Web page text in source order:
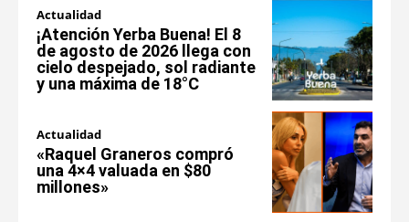
Actualidad
¡Atención Yerba Buena! El 8
de agosto de 2026 llega con
cielo despejado, sol radiante
y una máxima de 18°C
Actualidad
«Raquel Graneros compró
una 4×4 valuada en $80
millones»